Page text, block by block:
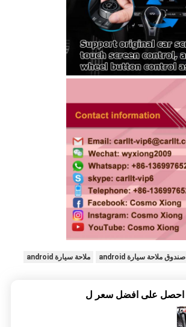
صندوق ملاحة سيارة android ملاحة سيارة android
احصل على افضل سعر ل